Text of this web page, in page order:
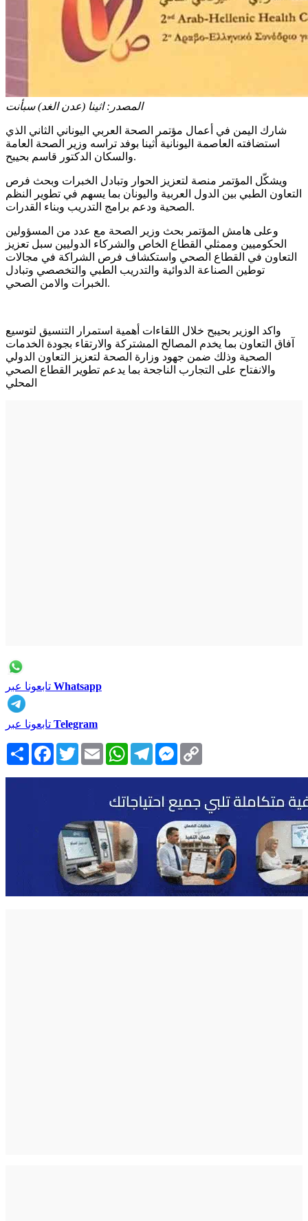
المصدر:اثينا (عدن الغد) سبأنت
شارك اليمن في أعمال مؤتمر الصحة العربي اليوناني الثاني الذي
استضافته العاصمة اليونانية أثينا بوفد تراسه وزير الصحة العامة
والسكان الدكتور قاسم بحيبح.
ويشكّل المؤتمر منصة لتعزيز الحوار وتبادل الخبرات وبحث فرص
التعاون الطبي بين الدول العربية واليونان بما يسهم في تطوير النظم
الصحية ودعم برامج التدريب وبناء القدرات.
وعلى هامش المؤتمر بحث وزير الصحة مع عدد من المسؤولين
الحكوميين وممثلي القطاع الخاص والشركاء الدوليين سبل تعزيز
التعاون في القطاع الصحي واستكشاف فرص الشراكة في مجالات
توطين الصناعة الدوائية والتدريب الطبي والتخصصي وتبادل
الخبرات والامن الصحي.
واكد الوزير بحيبح خلال اللقاءات أهمية استمرار التنسيق لتوسيع
آفاق التعاون بما يخدم المصالح المشتركة والارتقاء بجودة الخدمات
الصحية وذلك ضمن جهود وزارة الصحة لتعزيز التعاون الدولي
والانفتاح على التجارب الناجحة بما يدعم تطوير القطاع الصحي
المحلي
Whatsapp
Telegram
انشر Facebook
TwitterEmail WhatsAppTelegramMessenger